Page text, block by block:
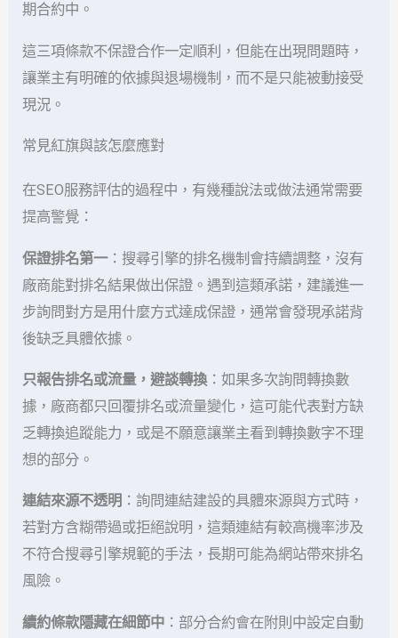
期合約中。
這三項條款不保證合作一定順利，但能在出現問題時，
讓業主有明確的依據與退場機制，而不是只能被動接受
現況。
常見紅旗與該怎麼應對
在SEO服務評估的過程中，有幾種說法或做法通常需要
提高警覺：
保證排名第一：搜尋引擎的排名機制會持續調整，沒有
廠商能對排名結果做出保證。遇到這類承諾，建議進一
步詢問對方是用什麼方式達成保證，通常會發現承諾背
後缺乏具體依據。
只報告排名或流量，避談轉換：如果多次詢問轉換數
據，廠商都只回覆排名或流量變化，這可能代表對方缺
乏轉換追蹤能力，或是不願意讓業主看到轉換數字不理
想的部分。
連結來源不透明 ：詢問連結建設的具體來源與方式時，
若對方含糊帶過或拒絕說明，這類連結有較高機率涉及
不符合搜尋引擎規範的手法，長期可能為網站帶來排名
風險。
續約條款隱藏在細節中 ：部分合約會在附則中設定自動